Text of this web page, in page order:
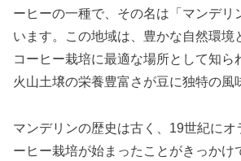
ーヒーの一種で、その名は「マンデリ
います。この地域は、豊かな自然環境
コーヒー栽培に最適な場所として知ら
火山土壌の栄養豊富さが豆に独特の風
マンデリンの歴史は古く、19世紀にオ
ーヒー栽培が始まったことがきっかけ